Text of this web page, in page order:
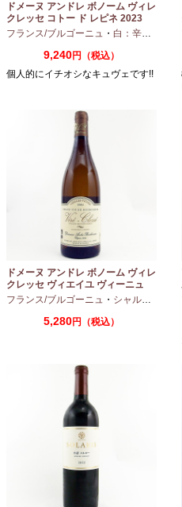
ドメーヌ アンドレ ボノーム ヴィレ
クレッセ コトー ド レピネ 2023
750ml
フランス/ブルゴーニュ ・ 白：辛口 シ
9,240円（税込）
個人的にイチオシなキュヴェです!!
ドメーヌ アンドレ ボノーム ヴィレ
クレッセ ヴィエイユ ヴィーニュ
2024 750ml
フランス/ブルゴーニュ ・ シャルドネ
5,280円（税込）